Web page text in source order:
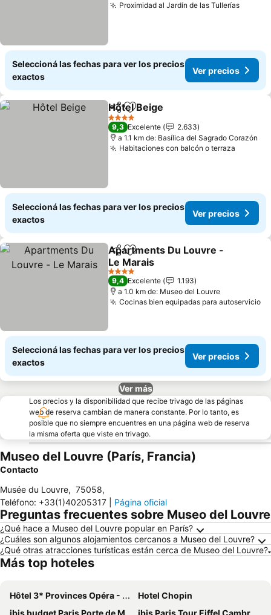
Proximidad al Jardín de las TulleríasVer
Seleccioná las fechas para ver los precios
exactos
Ver precios
CompartirAñadir a favoritos
Hôtel Beige
4 Estrellas
9,3 Excelente
2.633
a 1.1 km de: Basílica del Sagrado Corazón
Habitaciones con balcón o terraza
Seleccioná las fechas para ver los precios
exactos
Ver precios
CompartirAñadir a favoritos
Apartments Du Louvre -
Le Marais
Ver precios
4 Estrellas
9,4 Excelente
1.193
a 1.0 km de: Museo del Louvre
Cocinas bien equipadas para autoservicio
Seleccioná las fechas para ver los precios
exactos
Ver precios
Ver más
Los precios y la disponibilidad que recibe trivago de las páginas
web de reserva cambian de manera constante. Por lo tanto, es
posible que no siempre encuentres en una página web de reserva
la misma oferta que viste en trivago.
Museo del Louvre (París, Francia)
Contacto
Musée du Louvre, 75058,
Teléfono: +33(1)40205317 Página oficial
Preguntas frecuentes sobre Museo del Louvre
¿Qué hace a Museo del Louvre popular en París?
¿Cuáles son algunos alojamientos cercanos a Museo del Louvre?
¿Qué otras atracciones turísticas están cerca de Museo del Louvre?
Más top hoteles
Hôtel 3* Provinces Opéra - Vacances Bleues
Hotel Chopin
ibis budget Paris Porte de Montmartre
ibis Paris Tour Eiffel Cambronne 15ème